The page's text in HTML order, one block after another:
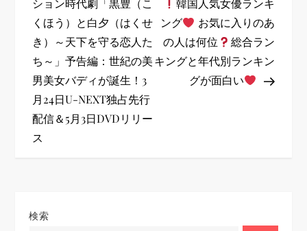
ナ
ビ
ゲ
ー
ション時代劇「黒豊（こ
くほう）と白夕（はくせ
き）～天下を守る恋人た
ち～」予告編：世紀の美
男美女バディが誕生！3
月24日U-NEXT独占先行
配信＆5月3日DVDリリー
ス
韓国人気女優ランキ
ング
お気に入りのあ
の人は何位
総合ラン
キングと年代別ランキン
グが面白い
検索